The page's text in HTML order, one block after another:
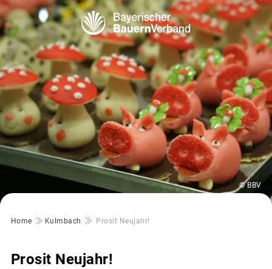
© BBV
Pfadnavigation
Home Kulmbach Prosit Neujahr!
Prosit Neujahr!